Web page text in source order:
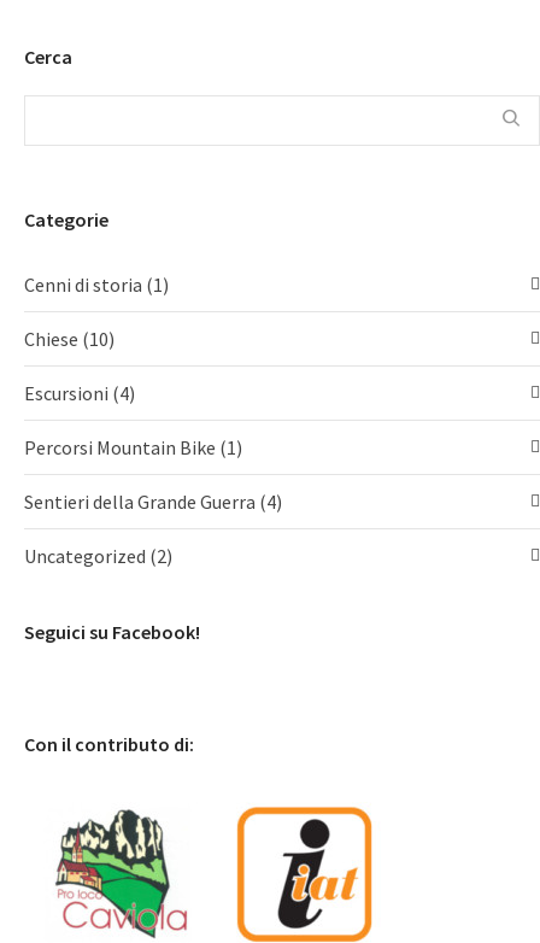
Cerca
Categorie
Cenni di storia (1)
Chiese (10)
Escursioni (4)
Percorsi Mountain Bike (1)
Sentieri della Grande Guerra (4)
Uncategorized (2)
Seguici su Facebook!
Con il contributo di: